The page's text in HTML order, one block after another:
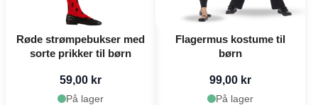
Klovne kostumer til børn
Røde strømpebukser med
sorte prikker til børn
59,00 kr
På lager
Flagermus kostume til
børn
99,00 kr
På lager